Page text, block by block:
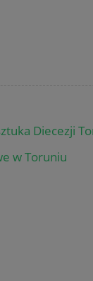
Diecezji
w Toruniu